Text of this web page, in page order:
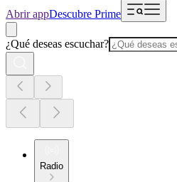
Abrir appDescubre Prime
¿Qué deseas escuchar?
Radio